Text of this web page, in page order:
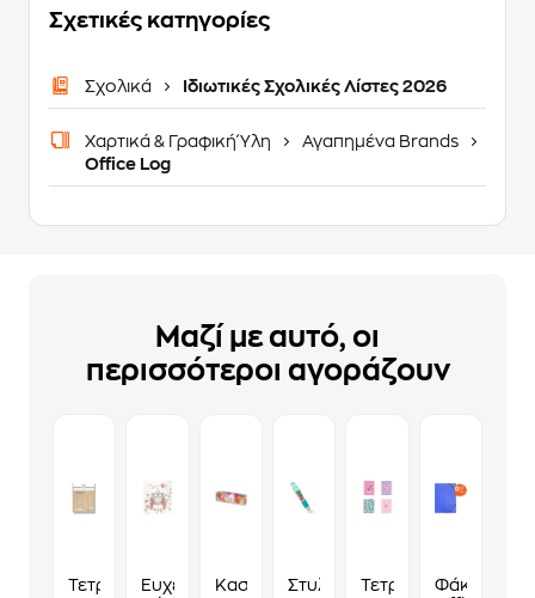
Σχετικές κατηγορίες
Σχολικά Ιδιωτικές Σχολικές Λίστες 2026
Χαρτικά & Γραφική Ύλη
Αγαπημένα Brands
Office Log
Μαζί με αυτό, οι
περισσότεροι αγοράζουν
Τετράδιο ΕυχετήριαΚασετίναΣτυλό
ΤετράδιοΦάκελος